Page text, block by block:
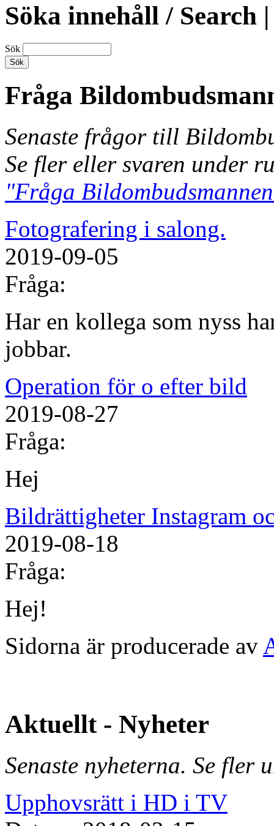
Söka innehåll / Search
Sök
Fråga
Senaste frågor till
Se fler eller svaren under
"Fråga
Fotografering i salong.
2019-09-05
Fråga:
Har en kollega som nyss
jobbar.
Operation för o efter bild
2019-08-27
Fråga:
Hej
Bildrättigheter Instagram
2019-08-18
Fråga:
Hej!
Sidorna är producerade av
Aktuellt - Nyheter
Senaste nyheterna. Se
Upphovsrätt i HD i TV